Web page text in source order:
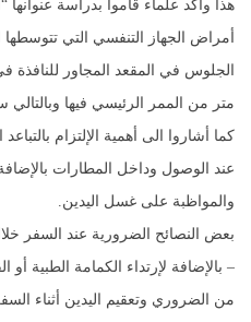
هذا وأكد علماء قاموا بدراسة عنوانها
أمراض الجهاز التنفسي التي تتوسطها
الجلوس في المقعد المجاور للنافذة
متر من الممر الرئيسي فيها
كما أشاروا الى أهمية الإلتزام
عند الوصول وداخل المطارات
والمواظبة على غسل اليدين.
بعض النصائح الضرورية عند السفر
– بالإضافة لإرتداء الكمامة الطبية
من الضروري وتعقيم اليدين أثناء